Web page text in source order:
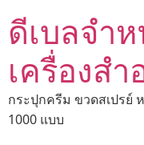
ดีเบลจำ
เครื่องส
กระปุกครีม ขวดสเปรย์
1000 แบบ